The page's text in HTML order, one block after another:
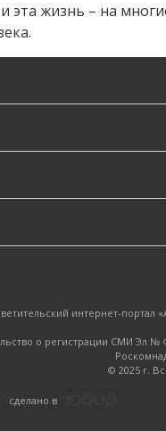
эта жизнь – на
cделано в
интернет-портал
о регистрации СМИ Эл №
© 2025 г.